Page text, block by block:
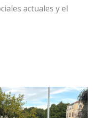
actuales y el